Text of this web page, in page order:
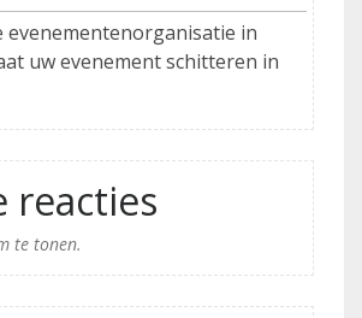
evenementenorganisatie in
uw evenement schitteren in
reacties
te tonen.